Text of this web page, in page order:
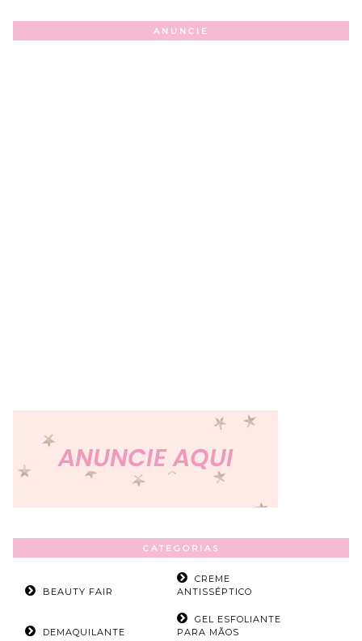
ANUNCIE
CATEGORIAS
BEAUTY FAIR
CREME
ANTISSÉPTICO
DEMAQUILANTE
GEL ESFOLIANTE
PARA MÃOS